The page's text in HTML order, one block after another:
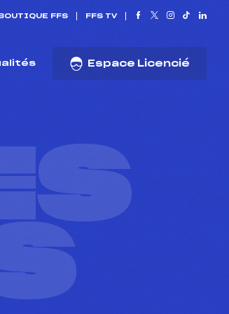
BOUTIQUE FFS FFS TV
Espace Licencié